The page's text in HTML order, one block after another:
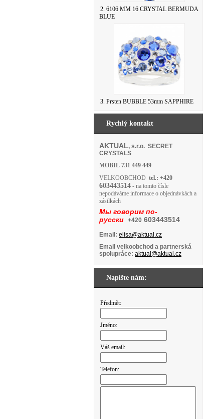
2. 6106 MM 16 CRYSTAL BERMUDA
BLUE
3. Prsten BUBBLE 53mm SAPPHIRE
Rychlý kontakt
AKTUAL, s.r.o. SECRET
CRYSTALS
MOBIL 731 449 449
VELKOOBCHOD tel.: +420
603443514 - na tomto čísle
nepodáváme informace o objednávkách a
zásilkách
Мы говорим по-
русски +420 603443514
Email: elisa@aktual.cz
Email velkoobchod a partnerská
spolupráce: aktual@aktual.cz
Napište nám:
Předmět:
Jméno:
Váš email:
Telefon: